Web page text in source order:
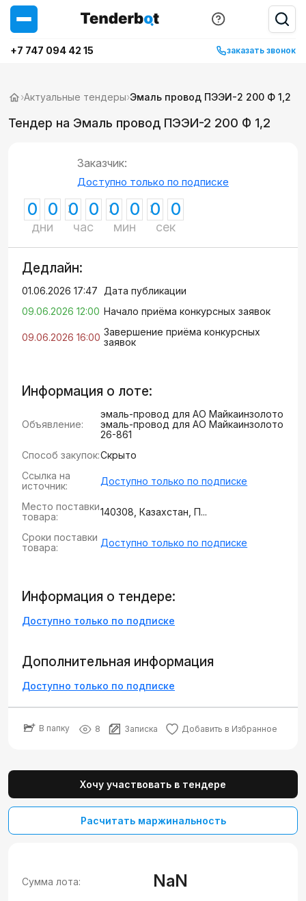
+7 747 094 42 15 заказать звонок
›Актуальные тендеры›Эмаль провод ПЭЭИ-2 200 Ф 1,2
Тендер на Эмаль провод ПЭЭИ-2 200 Ф 1,2
Заказчик:
Доступно только по подписке
0 0
дни
0 0
час
0 0
мин
0 0
сек
Дедлайн:
01.06.2026 17:47
Дата публикации
09.06.2026 12:00 Начало приёма конкурсных заявок
09.06.2026 16:00 Завершение приёма конкурсных
заявок
Информация о лоте:
Объявление:
эмаль-провод для АО Майкаинзолото
эмаль-провод для АО Майкаинзолото
26-861
Способ закупок:Скрыто
Ссылка на
источник:
Доступно только по подписке
Место поставки
товара:
140308, Казахстан, П...
Сроки поставки
товара:
Доступно только по подписке
Информация о тендере:
Доступно только по подписке
Дополнительная информация
Доступно только по подписке
В папку 8 Записка Добавить в Избранное
Хочу участвовать в тендере
Расчитать маржинальность
Сумма лота: NaN